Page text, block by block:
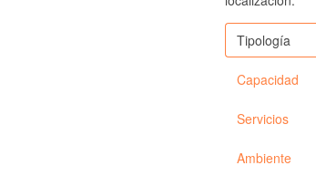
Tipología
Capacidad
Servicios
Ambiente